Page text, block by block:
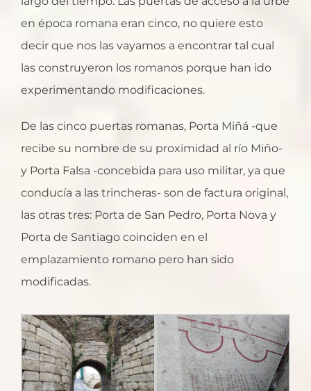
en época romana eran cinco, no quiere esto
decir que nos las vayamos a encontrar tal cual
las construyeron los romanos porque han ido
experimentando modificaciones.
De las cinco puertas romanas, Porta Miñá -que
recibe su nombre de su proximidad al río Miño-
y Porta Falsa -concebida para uso militar, ya que
conducía a las trincheras- son de factura original,
las otras tres: Porta de San Pedro, Porta Nova y
Porta de Santiago coinciden en el
emplazamiento romano pero han sido
modificadas.